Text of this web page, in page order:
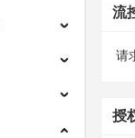
流
请
授